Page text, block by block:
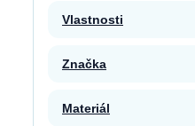
Vlastnosti
Značka
Materiál